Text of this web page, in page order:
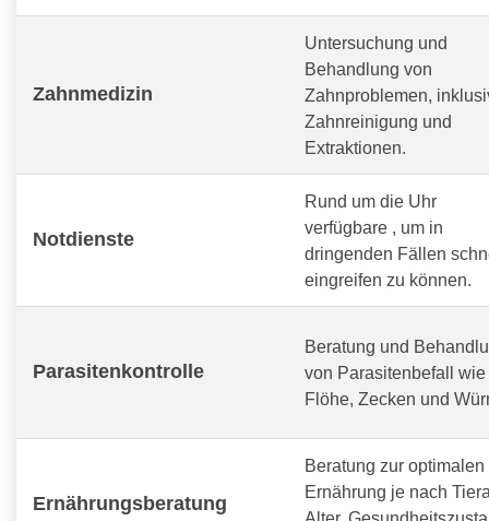
Zahnmedizin
Untersuchung und
Behandlung von
Zahnproblemen,
Zahnreinigung und
Extraktionen.
Notdienste
Rund um die Uhr
verfügbare , um in
dringenden Fällen
eingreifen zu können.
Parasitenkontrolle
Beratung und
von Parasitenbefall wie
Flöhe, Zecken und
Ernährungsberatung
Beratung zur optimalen
Ernährung je nach